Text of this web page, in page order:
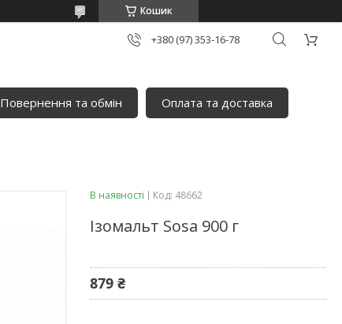
Кошик
+380 (97) 353-16-78
Повернення та обмін Оплата та доставка
В наявності Код: 48662
Ізомальт Sosa 900 г
879 ₴